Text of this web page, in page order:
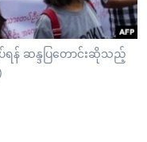
ရန် ဆန္ဒပြတောင်းဆိုသည့်